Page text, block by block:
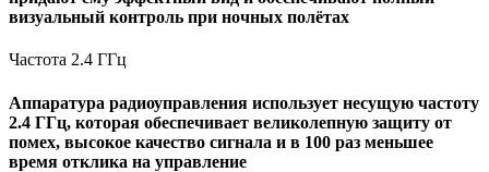
визуальный контроль при ночных полётах
Частота 2.4 ГГц
Аппаратура радиоуправления использует несущую частоту
2.4 ГГц, которая обеспечивает великолепную защиту от
помех, высокое качество сигнала и в 100 раз меньшее
время отклика на управление